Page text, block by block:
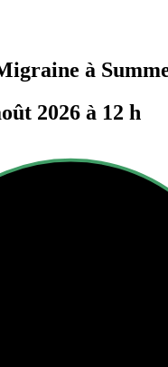
à
2026 à 12 h